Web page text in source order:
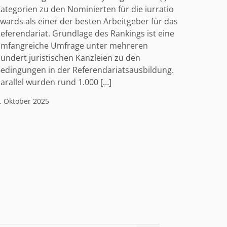
zu den Nominierten für die iurratio
als einer der besten Arbeitgeber für das
Grundlage des Rankings ist eine
Umfrage unter mehreren
juristischen Kanzleien zu den
in der Referendariatsausbildung.
wurden rund 1.000 […]
Oktober 2025